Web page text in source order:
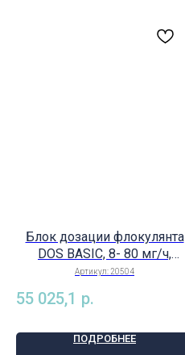
Блок дозации флокулянта
DOS BASIC, 8- 80 мг/ч,
AquaControl арт. 20504
Артикул: 20504
55 025,1 р.
ПОДРОБНЕЕ